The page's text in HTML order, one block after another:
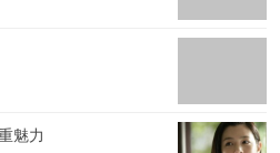
魅力